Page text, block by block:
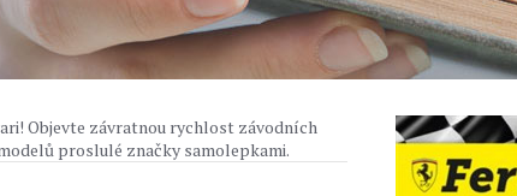
Objevte závratnou rychlost závodních
proslulé značky samolepkami.